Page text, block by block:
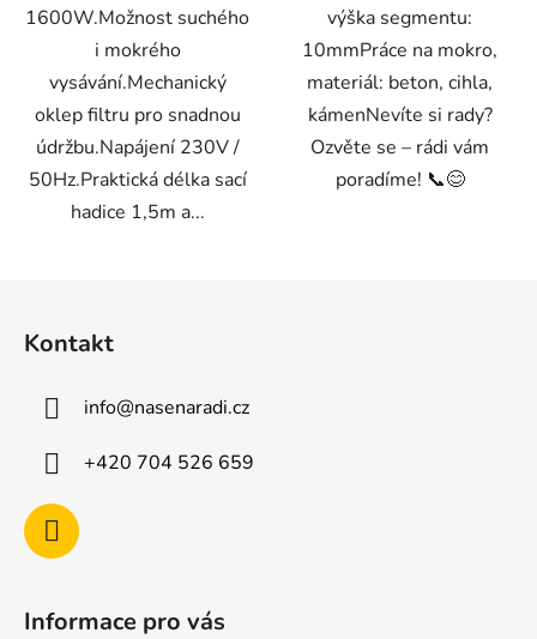
1600W.Možnost suchého
i mokrého
vysávání.Mechanický
oklep filtru pro snadnou
údržbu.Napájení 230V /
50Hz.Praktická délka sací
hadice 1,5m a...
výška segmentu:
10mmPráce na mokro,
materiál: beton, cihla,
kámenNevíte si rady?
Ozvěte se – rádi vám
poradíme! 📞😊
Kontakt
info@nasenaradi.cz
+420 704 526 659
Informace pro vás